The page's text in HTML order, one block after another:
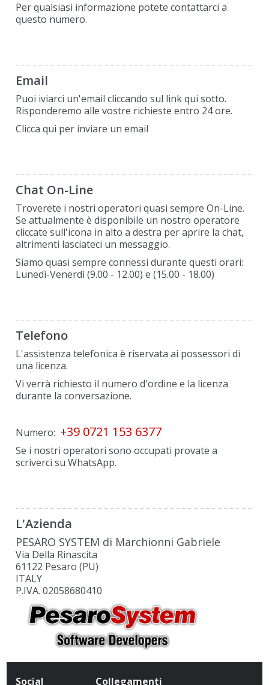
Per qualsiasi informazione potete contattarci a
questo numero.
Email
Puoi iviarci un'email cliccando sul link qui sotto.
Risponderemo alle vostre richieste entro 24 ore.
Clicca qui per inviare un email
Chat On-Line
Troverete i nostri operatori quasi sempre On-Line.
Se attualmente è disponibile un nostro operatore
cliccate sull'icona in alto a destra per aprire la chat,
altrimenti lasciateci un messaggio.
Siamo quasi sempre connessi durante questi orari:
Lunedì-Venerdì (9.00 - 12.00) e (15.00 - 18.00)
Telefono
L'assistenza telefonica è riservata ai possessori di
una licenza.
Vi verrà richiesto il numero d'ordine e la licenza
durante la conversazione.
Numero: +39 0721 153 6377
Se i nostri operatori sono occupati provate a
scriverci su WhatsApp.
L'Azienda
PESARO SYSTEM di Marchionni Gabriele
Via Della Rinascita
61122 Pesaro (PU)
ITALY
P.IVA. 02058680410
Social Collegamenti